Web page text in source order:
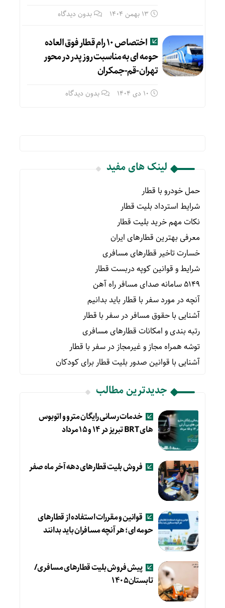
13 بهمن 1404 بدون دیدگاه
اختصاص ۱۰ رام قطار فوق العاده
حومه ای به مناسبت روز پدر در محور
تهران-قم-جمکران
10 دی 1404 بدون دیدگاه
لینک های مفید
حمل خودرو با قطار
شرایط استرداد بلیت قطار
نکات مهم خرید بلیت قطار
معرفی بهترین قطارهای ایران
خسارت تاخیر قطارهای مسافری
شرایط و قوانین کوپه دربست قطار
۵۱۴۹ سامانه صدای مسافر راه آهن
آنچه در مورد سفر با قطار باید بدانیم
آشنایی با حقوق مسافر در سفر با قطار
رتبه بندی و امکانات قطارهای مسافری
توشه همراه مجاز و غیرمجاز در سفر با قطار
آشنایی با قوانین صدور بلیت قطار برای کودکان
جدیدترین مطالب
خدمات رسانی رایگان مترو و اتوبوس
های BRT تبریز در ۱۴ و ۱۵ مرداد
فروش بلیت قطارهای دهه آخر ماه صفر
قوانین و مقررات استفاده از قطارهای
حومه ای؛ هر آنچه مسافران باید بدانند
پیش فروش بلیت قطارهای مسافری/
تابستان۱۴۰۵